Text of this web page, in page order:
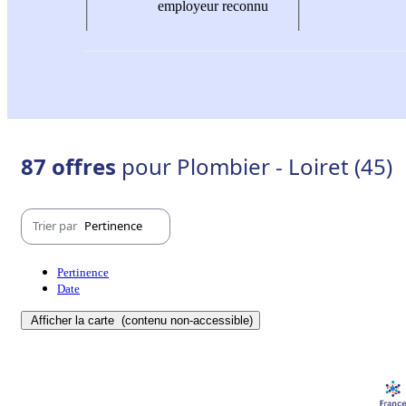
employeur reconnu
87 offres pour Plombier - Loiret (45)
Trier par Pertinence
Pertinence
Date
Afficher la carte (contenu non-accessible)